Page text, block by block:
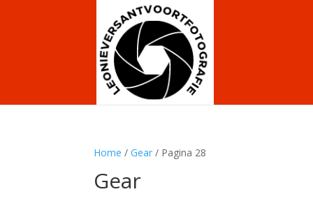
Home /Gear / Pagina 28
Gear